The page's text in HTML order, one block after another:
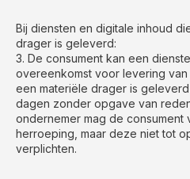
Bij diensten en digitale inhoud
drager is geleverd:
3. De consument kan een
overeenkomst voor levering
een materiële drager is
dagen zonder opgave van
ondernemer mag de consument
herroeping, maar deze niet tot
verplichten.